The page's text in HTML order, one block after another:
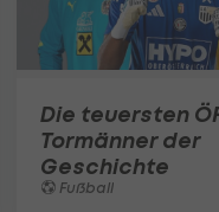
Die teuersten
Tormänner der
Geschichte
Fußball